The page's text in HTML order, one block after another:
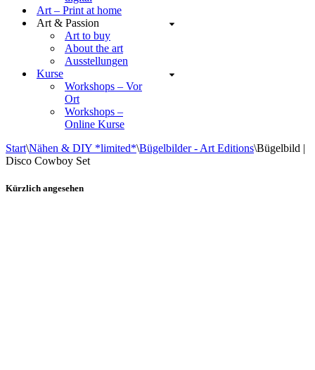
Art – Print at home
Art & Passion
Art to buy
About the art
Ausstellungen
Kurse
Workshops – Vor
Ort
Workshops –
Online Kurse
Start\Nähen & DIY *limited*\Bügelbilder - Art Editions\Bügelbild |
Disco Cowboy Set
Kürzlich angesehen